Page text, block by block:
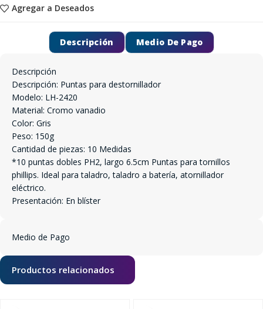
Agregar a Deseados
Descripción Medio De Pago
Descripción
Descripción: Puntas para destornillador
Modelo: LH-2420
Material: Cromo vanadio
Color: Gris
Peso: 150g
Cantidad de piezas: 10 Medidas
*10 puntas dobles PH2, largo 6.5cm Puntas para tornillos
phillips. Ideal para taladro, taladro a batería, atornillador
eléctrico.
Presentación: En blíster
Medio de Pago
Productos relacionados